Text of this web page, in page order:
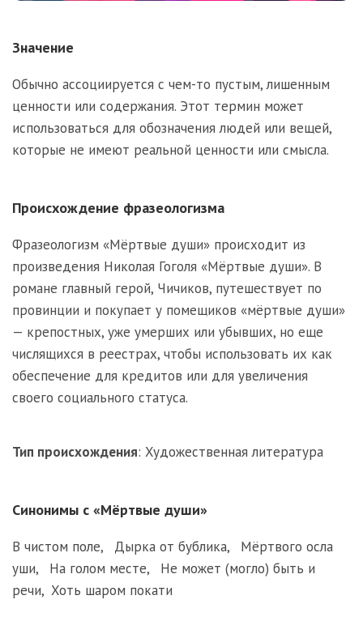
Значение
Обычно ассоциируется с чем-то пустым, лишенным
ценности или содержания. Этот термин может
использоваться для обозначения людей или вещей,
которые не имеют реальной ценности или смысла.
Происхождение фразеологизма
Фразеологизм «Мёртвые души» происходит из
произведения Николая Гоголя «Мёртвые души». В
романе главный герой, Чичиков, путешествует по
провинции и покупает у помещиков «мёртвые души»
— крепостных, уже умерших или убывших, но еще
числящихся в реестрах, чтобы использовать их как
обеспечение для кредитов или для увеличения
своего социального статуса.
Тип происхождения: Художественная литература
Синонимы с «Мёртвые души»
В чистом поле, Дырка от бублика, Мёртвого осла
уши, На голом месте, Не может (могло) быть и
речи, Хоть шаром покати